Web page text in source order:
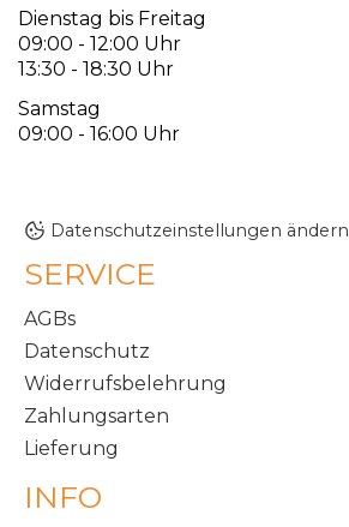
Dienstag bis Freitag
09:00 - 12:00 Uhr
13:30 - 18:30 Uhr
Samstag
09:00 - 16:00 Uhr
Datenschutzeinstellungen ändern
SERVICE
AGBs
Datenschutz
Widerrufsbelehrung
Zahlungsarten
Lieferung
INFO